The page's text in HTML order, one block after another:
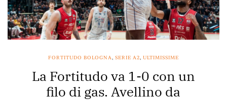
FORTITUDO BOLOGNA, SERIE A2, ULTIMISSIME
La Fortitudo va 1-0 con un
filo di gas. Avellino da